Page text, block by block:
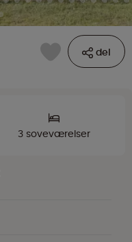
del
3 soveværelser